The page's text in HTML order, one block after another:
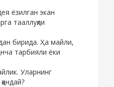
ёзилган экан
тааллуқли
бирида. Ҳа майли,
тарбияли ёки
Уларнинг